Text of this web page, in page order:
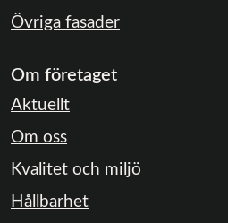
Övriga fasader
Om företaget
Aktuellt
Om oss
Kvalitet och miljö
Hållbarhet